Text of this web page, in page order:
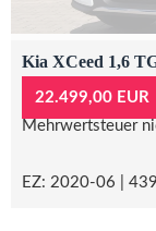
Kia XCeed 1,6
22.499,00 EUR
Mehrwertsteuer
EZ: 2020-06 |